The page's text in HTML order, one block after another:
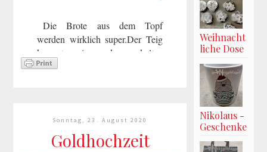
Die Brote aus dem Topf
werden wirklich super.Der Teig
kommt in den kalten
Gußeisentopfund kommt dann in
mehr lesen »
Sonntag, 23. August 2020
Goldhochzeit
Weihnacht
liche Dose
Nikolaus -
Geschenke